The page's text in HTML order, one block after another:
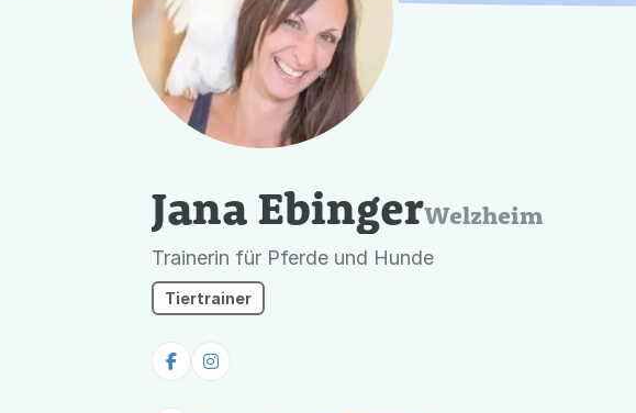
Jana EbingerWelzheim
Trainerin für Pferde und Hunde
Tiertrainer